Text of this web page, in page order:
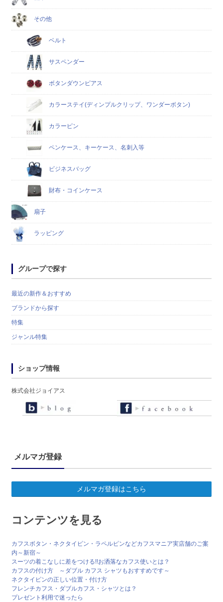
その他
ベルト
サスペンダー
ボタンダウンピアス
カラーステイ(ディンプルクリップ、ワンダーボタン)
カラーピン
ペンケース、キーケース、名刺入等
ビジネスバッグ
財布・コインケース
扇子
ラッピング
グループで探す
最近の新作＆おすすめ
ブランドから探す
特集
ジャンル特集
ショップ情報
株式会社ジョイアス
メルマガ登録
メルマガ登録はこちら
コンテンツを見る
カフスボタン・ネクタイピン・ラペルピンなどカフスマニア実店舗のご案
内～新宿～
スーツの着こなしに差をつける!!お洒落なカフス使いとは？
カフスの付け方 ～ダブル カフス シャツもおすすめです～
ネクタイピンの正しい位置・付け方
フレンチカフス・ダブルカフス・シャツとは？
プレゼント利用で迷ったら